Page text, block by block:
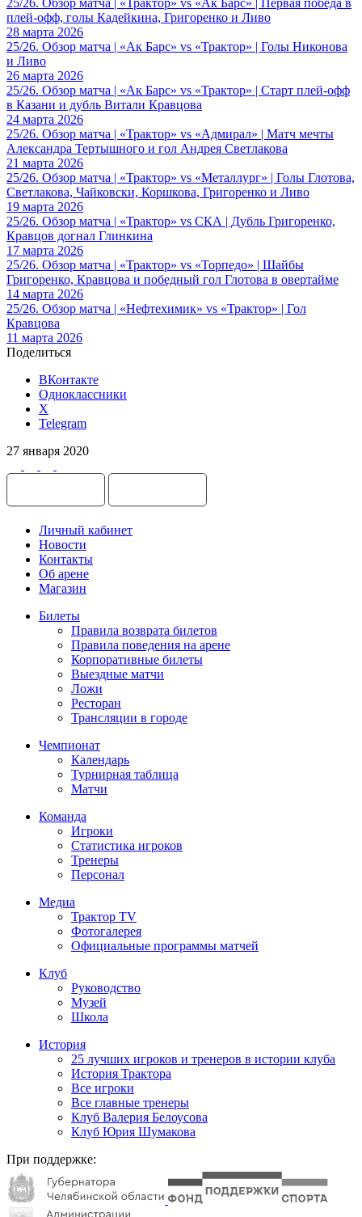
плей-офф, голы Кадейкина, Григоренко и Ливо
28 марта 2026
25/26. Обзор матча | «Ак Барс» vs «Трактор» | Голы Никонова
и Ливо
26 марта 2026
25/26. Обзор матча | «Ак Барс» vs «Трактор» | Старт плей-офф
в Казани и дубль Витали Кравцова
24 марта 2026
25/26. Обзор матча | «Трактор» vs «Адмирал» | Матч мечты
Александра Тертышного и гол Андрея Светлакова
21 марта 2026
25/26. Обзор матча | «Трактор» vs «Металлург» | Голы Глотова,
Светлакова, Чайковски, Коршкова, Григоренко и Ливо
19 марта 2026
25/26. Обзор матча | «Трактор» vs СКА | Дубль Григоренко,
Кравцов догнал Глинкина
17 марта 2026
25/26. Обзор матча | «Трактор» vs «Торпедо» | Шайбы
Григоренко, Кравцова и победный гол Глотова в овертайме
14 марта 2026
25/26. Обзор матча | «Нефтехимик» vs «Трактор» | Гол
Кравцова
11 марта 2026
Поделиться
ВКонтакте
Одноклассники
X
Telegram
27 января 2020
Личный кабинет
Новости
Контакты
Об арене
Магазин
Билеты
Правила возврата билетов
Правила поведения на арене
Корпоративные билеты
Выездные матчи
Ложи
Ресторан
Трансляции в городе
Чемпионат
Календарь
Турнирная таблица
Матчи
Команда
Игроки
Статистика игроков
Тренеры
Персонал
Медиа
Трактор TV
Фотогалерея
Официальные программы матчей
Клуб
Руководство
Музей
Школа
История
25 лучших игроков и тренеров в истории клуба
История Трактора
Все игроки
Все главные тренеры
Клуб Валерия Белоусова
Клуб Юрия Шумакова
При поддержке: